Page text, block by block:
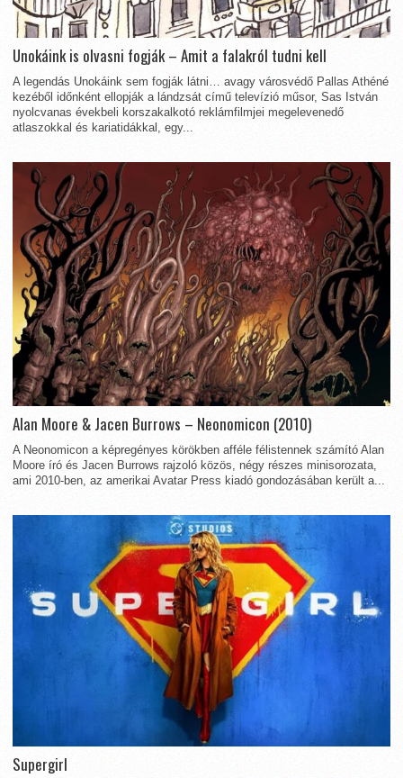
Unokáink is olvasni fogják – Amit a falakról tudni kell
A legendás Unokáink sem fogják látni… avagy városvédő Pallas Athéné
kezéből időnként ellopják a lándzsát című televízió műsor, Sas István
nyolcvanas évekbeli korszakalkotó reklámfilmjei megelevenedő
atlaszokkal és kariatidákkal, egy...
Alan Moore & Jacen Burrows – Neonomicon (2010)
A Neonomicon a képregényes körökben afféle félistennek számító Alan
Moore író és Jacen Burrows rajzoló közös, négy részes minisorozata,
ami 2010-ben, az amerikai Avatar Press kiadó gondozásában került a...
Supergirl